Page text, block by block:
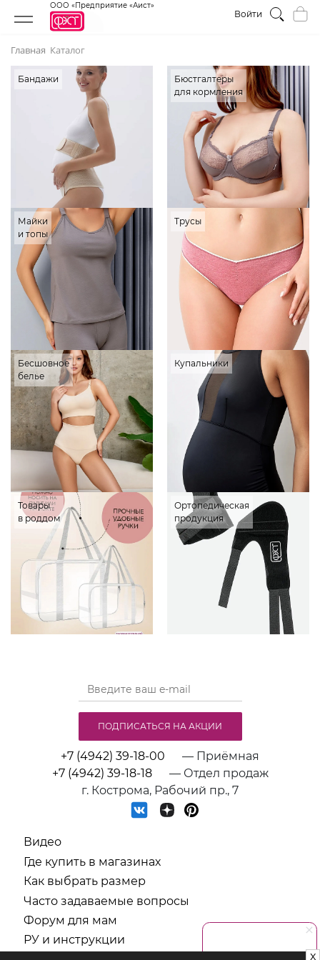
ООО «Предприятие «Аист»
Войти
Главная Каталог
Бандажи
Бюстгалтеры
для кормления
Майки
и топы
Трусы
Бесшовное
белье
Купальники
Товары
в роддом
Ортопедическая
продукция
+7 (4942) 39-18-00
— Приёмная
+7 (4942) 39-18-18
— Отдел продаж
г. Кострома, Рабочий пр., 7
Видео
Где купить в магазинах
Как выбрать размер
Часто задаваемые вопросы
Форум для мам
РУ и инструкции
ПОДПИСАТЬСЯ НА АКЦИИ
x